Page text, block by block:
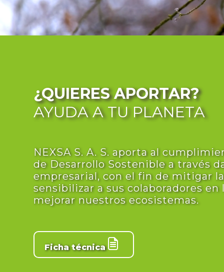
¿QUIERES APORTAR?
AYUDA A TU PLANETA
NEXSA S. A. S. aporta al
de Desarrollo Sostenible a través
empresarial, con el fin de mitigar
sensibilizar a sus colaboradores
mejorar nuestros ecosistemas.
Ficha técnica